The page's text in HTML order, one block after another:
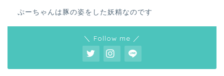
ぷーちゃんは豚の姿をした妖精なのです
＼ Follow me ／